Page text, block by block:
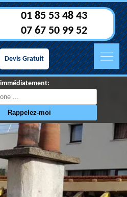
01 85 53 48 43
07 67 50 99 52
Devis Gratuit